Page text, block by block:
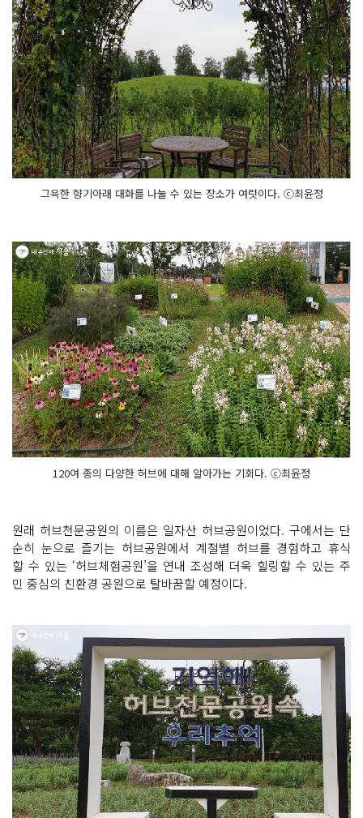
그윽한 향기아래 대화를 나눌 수 있는 장소가 여럿이다. ⓒ최윤정
120여 종의 다양한 허브에 대해 알아가는 기회다. ⓒ최윤정
원래 허브천문공원의 이름은 일자산 허브공원이었다. 구에서는 단
순히 눈으로 즐기는 허브공원에서 계절별 허브를 경험하고 휴식
할 수 있는 ‘허브체험공원’을 연내 조성해 더욱 힐링할 수 있는 주
민 중심의 친환경 공원으로 탈바꿈할 예정이다.